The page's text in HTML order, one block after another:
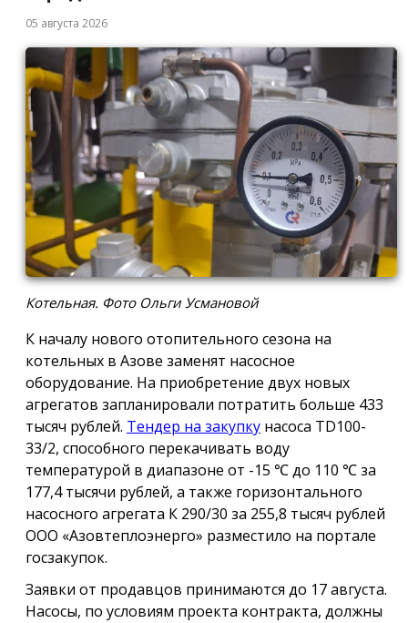
05 августа 2026
Котельная. Фото Ольги Усмановой
К началу нового отопительного сезона на
котельных в Азове заменят насосное
оборудование. На приобретение двух новых
агрегатов запланировали потратить больше 433
тысяч рублей. Тендер на закупку насоса TD100-
33/2, способного перекачивать воду
температурой в диапазоне от -15 ℃ до 110 ℃ за
177,4 тысячи рублей, а также горизонтального
насосного агрегата К 290/30 за 255,8 тысяч рублей
ООО «Азовтеплоэнерго» разместило на портале
госзакупок.
Заявки от продавцов принимаются до 17 августа.
Насосы, по условиям проекта контракта, должны